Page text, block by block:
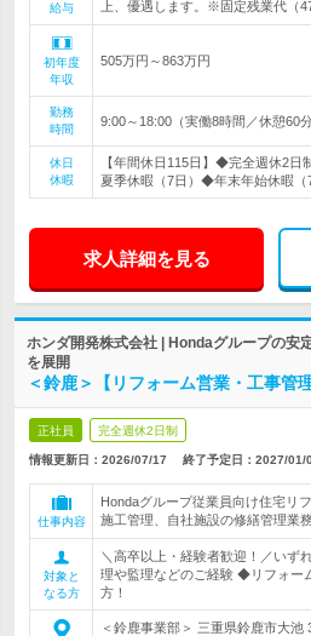
給与 上、優遇します。※固定残業代（
初年度
年収
505万円～863万円
勤務
時間
9:00～18:00（実働8時間／休憩60
休日
休暇
【年間休日115日】◆完全週休2
夏季休暇（7日）◆年末年始休暇（
求人詳細を見る
ホンダ開発株式会社 | Hondaグループの安
を展開
＜鈴鹿＞【リフォーム営業・工事管
正社員 完全週休2日制
情報更新日：2026/07/17 終了予定日： 2027/01/
仕事内容
Hondaグループ従業員向け住宅リ
施工管理、自社施設の修繕管理業
対象と
なる方
＼高卒以上・経験者歓迎！／い
理や監理などのご経験 ◆リフォー
方！
＜鈴鹿事業部＞ 三重県鈴鹿市大